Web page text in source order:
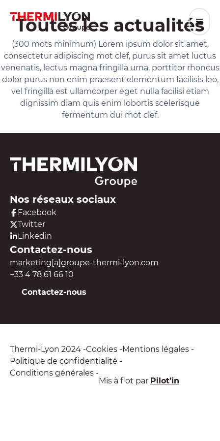
contenuToutes les actualités
(300 mots minimum) Lorem ipsum dolor sit amet,
consectetur adipiscing mot clef, purus sit amet luctus
venenatis, lectus magna fringilla urna, porttitor rhoncus
dolor purus non enim praesent elementum facilisis leo,
vel fringilla est ullamcorper eget nulla facilisi etiam
dignissim diam quis enim lobortis scelerisque
fermentum dui mot clef.
Nos réseaux sociaux
Facebook
Twitter
Linkedin
Contactez-nous
marketing[a]groupe-thermi-lyon.com
+33 4 78 61 66 10
Contactez-nous
Thermi-Lyon 2024 Cookies Mentions légales
Politique de confidentialité
Conditions générales
Mis à flot par Pilot’in